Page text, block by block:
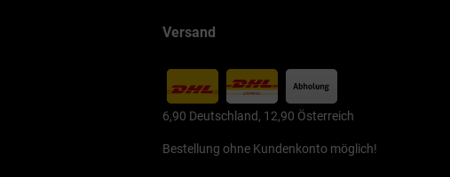
Versand
6,90 Deutschland, 12,90 Österreich
Bestellung ohne Kundenkonto möglich!